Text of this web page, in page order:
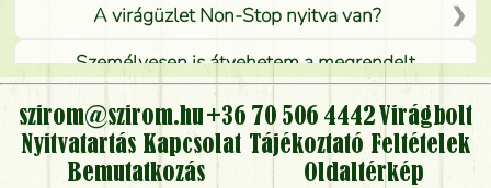
A virágüzlet Non-Stop nyitva van?
Személyesen is átvehetem a megrendelt
virágcsokrot, vagy csak virágküldéssel, kiszállítással
kérhető?
Vidékre is lehet rendelni?
szirom@szirom.hu +36 70 506 4442 Virágbolt
Nyitvatartás Kapcsolat Tájékoztató Feltételek
Bemutatkozás
Oldaltérkép